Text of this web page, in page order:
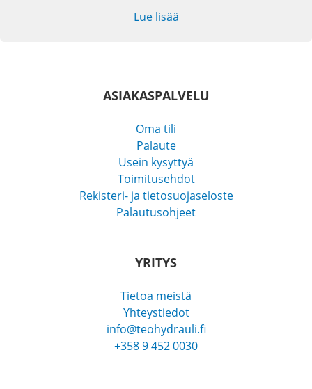
Lue lisää
ASIAKASPALVELU
Oma tili
Palaute
Usein kysyttyä
Toimitusehdot
Rekisteri- ja tietosuojaseloste
Palautusohjeet
YRITYS
Tietoa meistä
Yhteystiedot
info@teohydrauli.fi
+358 9 452 0030